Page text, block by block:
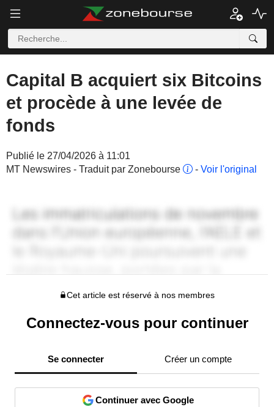
Capital B acquiert six Bitcoins
et procède à une levée de
fonds
Publié le 27/04/2026 à 11:01
MT Newswires - Traduit par Zonebourse
- Voir l'original
Cet article est réservé à nos membres
Connectez-vous pour continuer
Se connecter Créer un compte
Continuer avec Google